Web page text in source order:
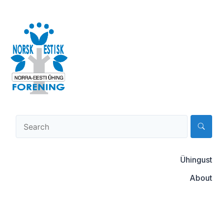
content
Norsk-estisk forening
Ühingust
About